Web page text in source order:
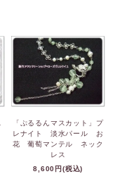
「ぷるるんマスカット」プ
レナイト 淡水パール お
花 葡萄マンテル ネック
レス
8,600円(税込)